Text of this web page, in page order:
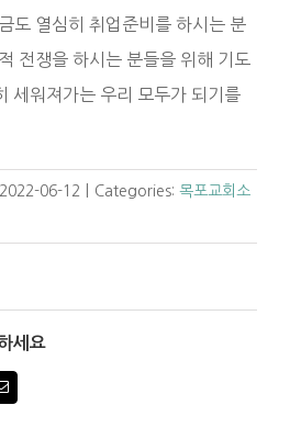
도 열심히 취업준비를 하시는 분
전쟁을 하시는 분들을 위해 기도
세워져가는 우리 모두가 되기를
2022-06-12 Categories: 목포교회소
세요
Email